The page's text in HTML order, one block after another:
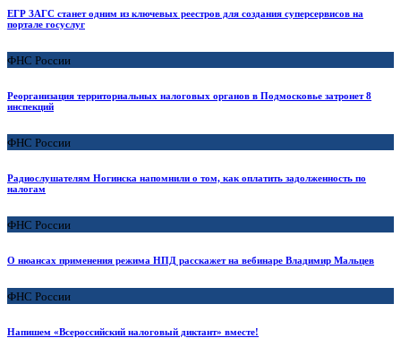
ЕГР ЗАГС станет одним из ключевых реестров для создания суперсервисов на
портале госуслуг
ФНС России
Реорганизация территориальных налоговых органов в Подмосковье затронет 8
инспекций
ФНС России
Радиослушателям Ногинска напомнили о том, как оплатить задолженность по
налогам
ФНС России
О нюансах применения режима НПД расскажет на вебинаре Владимир Мальцев
ФНС России
Напишем «Всероссийский налоговый диктант» вместе!